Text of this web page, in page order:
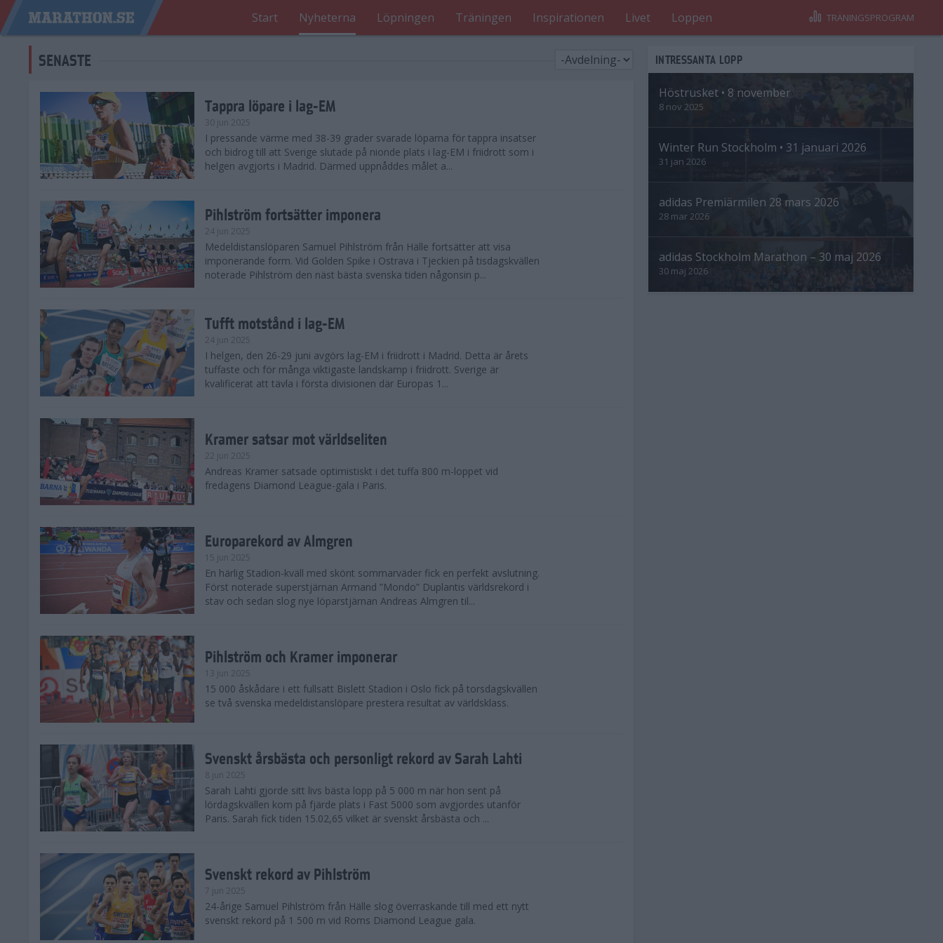
Start Nyheterna Löpningen Träningen Inspirationen Livet Loppen TRÄNINGSPROGRAM
SENASTE
Tappra löpare i lag-EM
30 jun 2025
I pressande värme med 38-39 grader svarade löparna för tappra insatser
och bidrog till att Sverige slutade på nionde plats i lag-EM i friidrott som i
helgen avgjorts i Madrid. Därmed uppnåddes målet a...
Pihlström fortsätter imponera
24 jun 2025
Medeldistanslöparen Samuel Pihlström från Hälle fortsätter att visa
imponerande form. Vid Golden Spike i Ostrava i Tjeckien på tisdagskvällen
noterade Pihlström den näst bästa svenska tiden någonsin p...
Tufft motstånd i lag-EM
24 jun 2025
I helgen, den 26-29 juni avgörs lag-EM i friidrott i Madrid. Detta är årets
tuffaste och för många viktigaste landskamp i friidrott. Sverige är
kvalificerat att tävla i första divisionen där Europas 1...
Kramer satsar mot världseliten
22 jun 2025
Andreas Kramer satsade optimistiskt i det tuffa 800 m-loppet vid
fredagens Diamond League-gala i Paris.
Europarekord av Almgren
15 jun 2025
En härlig Stadion-kväll med skönt sommarväder fick en perfekt avslutning.
Först noterade superstjärnan Armand ”Mondo” Duplantis världsrekord i
stav och sedan slog nye löparstjärnan Andreas Almgren til...
Pihlström och Kramer imponerar
13 jun 2025
15 000 åskådare i ett fullsatt Bislett Stadion i Oslo fick på torsdagskvällen
se två svenska medeldistanslöpare prestera resultat av världsklass.
Svenskt årsbästa och personligt rekord av Sarah Lahti
8 jun 2025
Sarah Lahti gjorde sitt livs bästa lopp på 5 000 m när hon sent på
lördagskvällen kom på fjärde plats i Fast 5000 som avgjordes utanför
Paris. Sarah fick tiden 15.02,65 vilket är svenskt årsbästa och ...
Svenskt rekord av Pihlström
7 jun 2025
24-årige Samuel Pihlström från Hälle slog överraskande till med ett nytt
svenskt rekord på 1 500 m vid Roms Diamond League gala.
INTRESSANTA LOPP
Höstrusket • 8 november
8 nov 2025
Winter Run Stockholm • 31 januari 2026
31 jan 2026
adidas Premiärmilen 28 mars 2026
28 mar 2026
adidas Stockholm Marathon – 30 maj 2026
30 maj 2026